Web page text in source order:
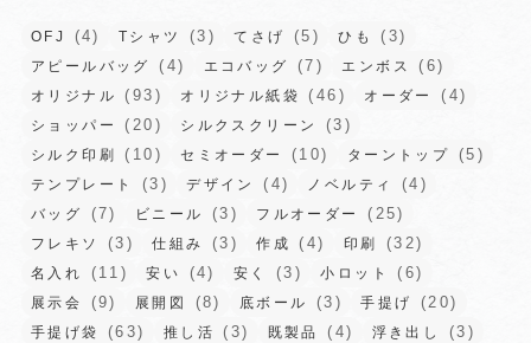
OFJ (4) Tシャツ (3) てさげ (5) ひも (3)
アピールバッグ (4) エコバッグ (7) エンボス (6)
オリジナル (93) オリジナル紙袋 (46) オーダー (4)
ショッパー (20) シルクスクリーン (3)
シルク印刷 (10) セミオーダー (10) ターントップ (5)
テンプレート (3) デザイン (4) ノベルティ (4)
バッグ (7) ビニール (3) フルオーダー (25)
フレキソ (3) 仕組み (3) 作成 (4) 印刷 (32)
名入れ (11) 安い (4) 安く (3) 小ロット (6)
展示会 (9) 展開図 (8) 底ボール (3) 手提げ (20)
手提げ袋 (63) 推し活 (3) 既製品 (4) 浮き出し (3)